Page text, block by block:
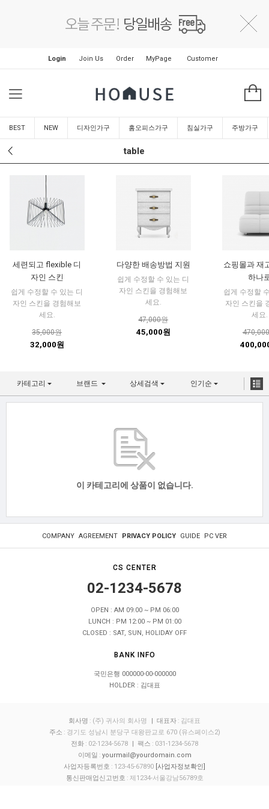
Login Join Us Order MyPage Customer
BEST NEW 디자인가구 홈오피스가구 침실가구 주방가구
table
세련되고 flexible 디
자인 스킨
쉽게 수정할 수 있는 디
자인 스킨을 경험해보
세요.
35,000원
32,000원
다양한 배송방법 지원
쉽게 수정할 수 있는 디
자인 스킨을 경험해보
세요.
47,000원
45,000원
쇼핑몰과 재
하나
쉽게 수정할
자인 스킨을
세요.
카테고리 브랜드 상세검색 인기순
이 카테고리에 상품이 없습니다.
COMPANY AGREEMENT PRIVACY POLICY GUIDE PC VER
CS CENTER
02-1234-5678
OPEN : AM 09:00 ~ PM 06:00
LUNCH : PM 12:00 ~ PM 01:00
CLOSED : SAT, SUN, HOLIDAY OFF
BANK INFO
국민은행 000000-00-000000
HOLDER : 김대표
회사명 : (주) 귀사의 회사명 | 대표자 : 김대표
주소 : 경기도 성남시 분당구 대왕판교로 670 (유스페이스2)
전화 : 02-1234-5678 | 팩스 : 031-1234-5678
이메일 : yourmail@yourdomain.com
사업자등록번호 : 123-45-67890 [사업자정보확인]
통신판매업신고번호 : 제1234-서울강남56789호